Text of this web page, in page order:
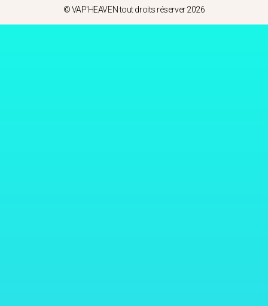
© VAP'HEAVEN tout droits réserver 2026